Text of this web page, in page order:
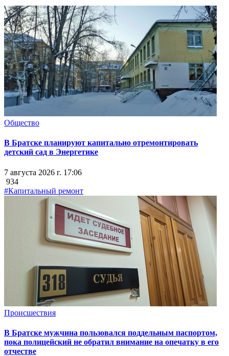
Общество
В Братске планируют капитально отремонтировать
детский сад в Энергетике
7 августа 2026 г. 17:06
934
#Капитальный ремонт
Происшествия
В Братске мужчина пользовался поддельным паспортом,
пока полицейский не обратил внимание на опечатку в его
отчестве